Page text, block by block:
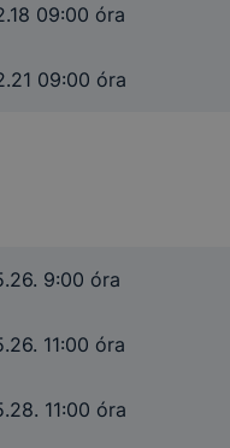
09:00 óra
09:00 óra
9:00 óra
11:00 óra
11:00 óra